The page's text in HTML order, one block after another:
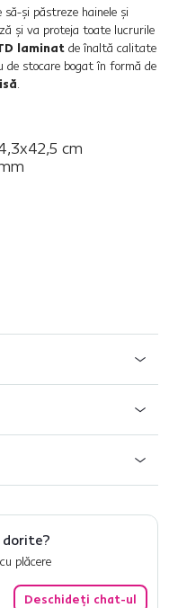
să-şi păstreze hainele şi
şi va proteja toate lucrurile
laminat de înaltă calitate
de stocare bogat în formă de
.
cm
plăcere
Deschideți chat-ul